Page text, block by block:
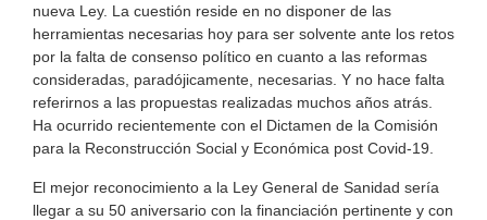
nueva Ley. La cuestión reside en no disponer de las
herramientas necesarias hoy para ser solvente ante los retos
por la falta de consenso político en cuanto a las reformas
consideradas, paradójicamente, necesarias. Y no hace falta
referirnos a las propuestas realizadas muchos años atrás.
Ha ocurrido recientemente con el Dictamen de la Comisión
para la Reconstrucción Social y Económica post Covid-19.
El mejor reconocimiento a la Ley General de Sanidad sería
llegar a su 50 aniversario con la financiación pertinente y con